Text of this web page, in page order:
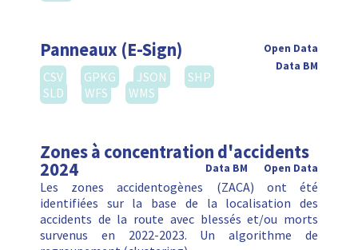
Panneaux (E-Sign)
Open Data
Data BM
CSV GPKG JSON
SHP
SLD
WFS WMS
Zones à concentration d'accidents
2024 Open Data
Data BM
Les zones accidentogènes (ZACA) ont été
identifiées sur la base de la localisation des
accidents de la route avec blessés et/ou morts
survenus en 2022-2023. Un algorithme de